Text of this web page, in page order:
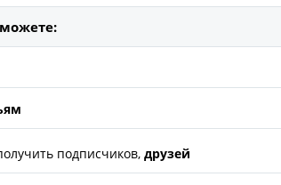
подписчиков, друзей